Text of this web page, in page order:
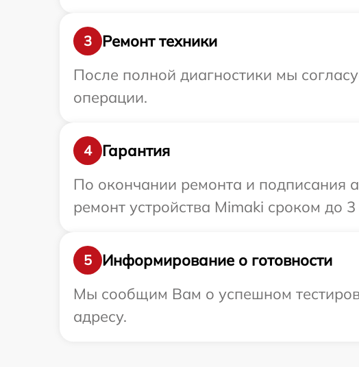
3
Ремонт техники
После полной диагностики мы
операции.
4
Гарантия
По окончании ремонта и подписания
ремонт устройства Mimaki сроком до 3
5
Информирование о готовности
Мы сообщим Вам о успешном
адресу.